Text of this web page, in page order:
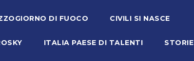
DI FUOCO CIVILI SI NASCE
ITALIA PAESE DI TALENTI STORIE